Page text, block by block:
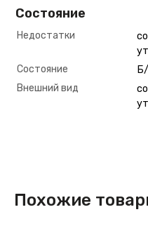
Состояние
Недостатки
Состояние
Внешний вид
Похожие